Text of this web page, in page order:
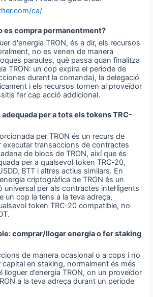
ca/
es compra permanentment?
d'energia TRON, és a dir, els recursos
no es venen de manera
paraules, què passa quan finalitza
TRON: un cop expira el període de
durant la comanda), la delegació
i els recursos tornen al proveïdor
fer cap acció addicional.
per a tots els tokens TRC-
per TRON és un recurs de
executar transaccions de contractes
de blocs de TRON, així que és
per a qualsevol token TRC‑20,
BTT i altres actius similars. En
criptogràfica de TRON és un
universal per als contractes intel·ligents
un cop la tens a la teva adreça,
token TRC‑20 compatible, no
comprar/llogar energia o fer staking
de manera ocasional o a cops i no
en staking, normalment és més
lloguer d’energia TRON, on un proveïdor
a la teva adreça durant un període